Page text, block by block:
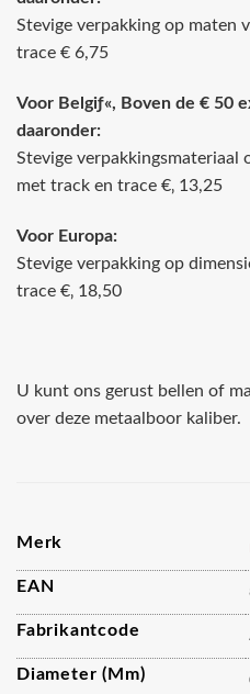
Stevige verpakking op maten
trace € 6,75
Voor Belgiƒ«, Boven de € 50
daaronder:
Stevige verpakkingsmateriaal
met track en trace €‚ 13,25
Voor Europa:
Stevige verpakking op
trace €‚ 18,50
U kunt ons gerust bellen of
over deze metaalboor kaliber.
Merk
EAN
Fabrikantcode
Diameter (mm)